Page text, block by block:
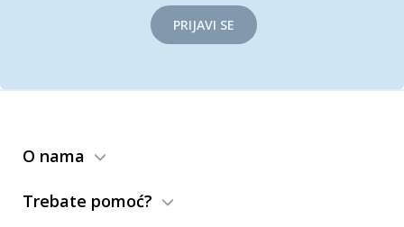
PRIJAVI SE
O nama
Trebate pomoć?